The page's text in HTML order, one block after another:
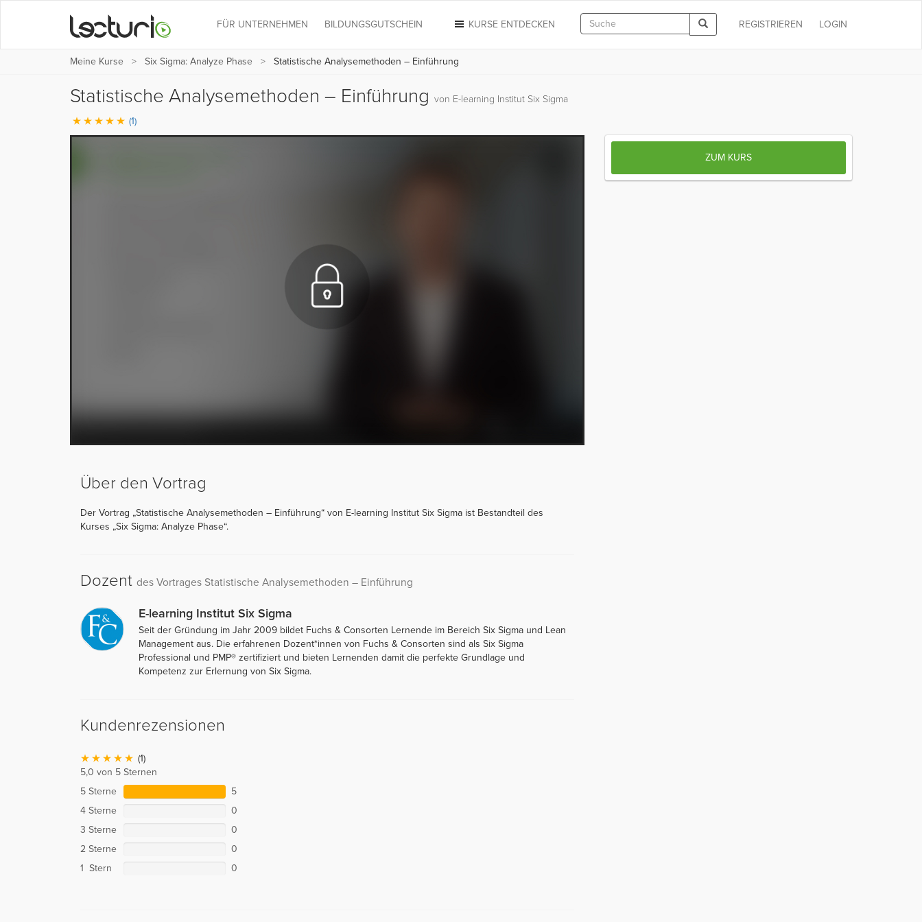
LOGIN
REGISTRIEREN
KURSE ENTDECKEN
FÜR UNTERNEHMEN BILDUNGSGUTSCHEIN
Meine Kurse Six Sigma: Analyze Phase Statistische Analysemethoden – Einführung
Statistische Analysemethoden – Einführung von E-learning Institut Six Sigma
(1)
Über den Vortrag
Der Vortrag „Statistische Analysemethoden – Einführung“ von E-learning Institut Six Sigma ist Bestandteil des
Kurses „Six Sigma: Analyze Phase“.
Dozent des Vortrages Statistische Analysemethoden – Einführung
E-learning Institut Six Sigma
Seit der Gründung im Jahr 2009 bildet Fuchs & Consorten Lernende im Bereich Six Sigma und Lean
Management aus. Die erfahrenen Dozent*innen von Fuchs & Consorten sind als Six Sigma
Professional und PMP® zertifiziert und bieten Lernenden damit die perfekte Grundlage und
Kompetenz zur Erlernung von Six Sigma.
Kundenrezensionen
(1)
5,0 von 5 Sternen
5 Sterne
5
4 Sterne
0
3 Sterne
0
2 Sterne
0
1 Stern
0
ZUM KURS